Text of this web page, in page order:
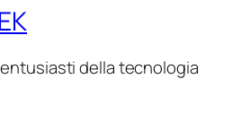
della tecnologia